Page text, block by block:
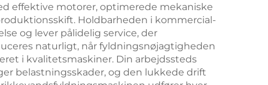
effektive motorer, optimerede mekaniske
Holdbarheden i kommercial-
og lever pålidelig service, der
naturligt, når fyldningsnøjagtigheden
i kvalitetsmaskiner. Din arbejdssteds
belastningsskader, og den lukkede drift